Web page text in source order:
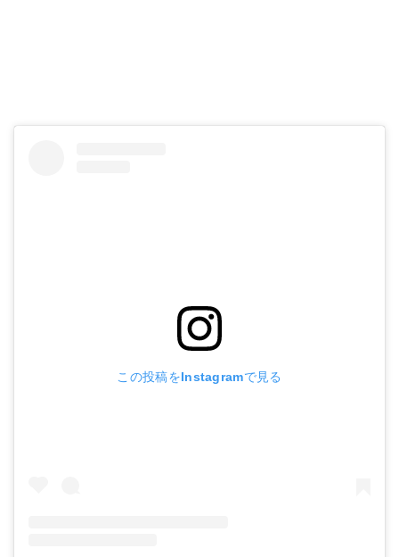
この投稿をInstagramで見る